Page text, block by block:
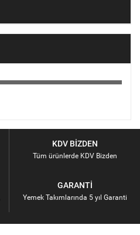
KDV BIZDEN
Tüm ürünlerde KDV Bizden
GARANTI
Yemek Takımlarında 5 yıl Garanti